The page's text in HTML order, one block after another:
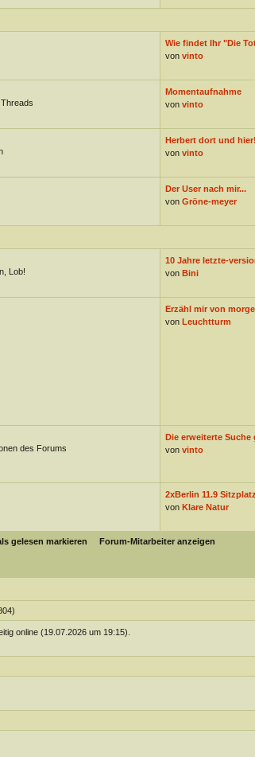
Wie findet Ihr "Die
von vinto
Momentaufnahme
von vinto
Herbert dort und
von vinto
Der User nach mir...
von Gröne-meyer
Lob!
10 Jahre letzte-
von Bini
Erzähl mir von
von Leuchtturm
des Forums
Die erweiterte Suche
von vinto
2xBerlin 11.9
von Klare Natur
gelesen markieren Forum-Mitarbeiter anzeigen
online (19.07.2026 um 19:15).